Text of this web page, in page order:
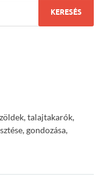
talajtakarók,
gondozása,